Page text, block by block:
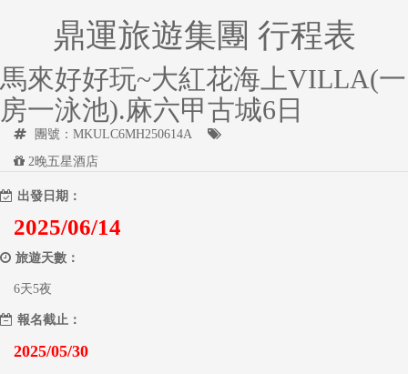
鼎運旅遊集團 行程表
馬來好好玩~大紅花海上VILLA(一
房一泳池).麻六甲古城6日
團號：MKULC6MH250614A
2晚五星酒店
出發日期：
2025/06/14
旅遊天數：
6天5夜
報名截止：
2025/05/30